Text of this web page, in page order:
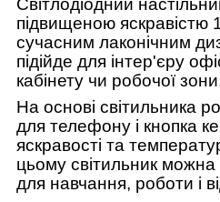
Світлодіодний
підвищеною яскравістю
сучасним лаконічним
підійде для інтер'єру
кабінету чи робочої
На основі світильника
для телефону і кнопка
яскравості та
цьому світильник можна
для навчання, роботи і